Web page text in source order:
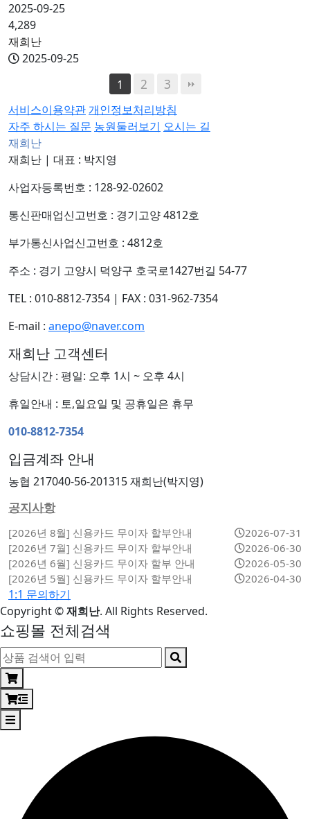
2025-09-25
4,289
재희난
2025-09-25
1
2 3
서비스이용약관 개인정보처리방침
자주 하시는 질문 농원둘러보기 오시는 길
재희난
재희난 | 대표 : 박지영
사업자등록번호 : 128-92-02602
통신판매업신고번호 : 경기고양 4812호
부가통신사업신고번호 : 4812호
주소 : 경기 고양시 덕양구 호국로1427번길 54-77
TEL : 010-8812-7354 | FAX : 031-962-7354
E-mail : anepo@naver.com
재희난 고객센터
상담시간 : 평일: 오후 1시 ~ 오후 4시
휴일안내 : 토,일요일 및 공휴일은 휴무
010-8812-7354
입금계좌 안내
농협 217040-56-201315 재희난(박지영)
공지사항
[2026년 8월] 신용카드 무이자 할부안내
2026-07-31
[2026년 7월] 신용카드 무이자 할부안내
2026-06-30
[2026년 6월] 신용카드 무이자 할부 안내
2026-05-30
[2026년 5월] 신용카드 무이자 할부안내
2026-04-30
1:1 문의하기
Copyright©재희난. All Rights Reserved.
쇼핑몰 전체검색